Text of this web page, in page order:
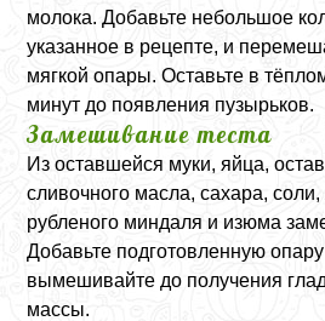
молока. Добавьте небольшое
указанное в рецепте, и
мягкой опары. Оставьте в
минут до появления пузырьков.
Замешивание теста
Из оставшейся муки, яйца,
сливочного масла, сахара,
рубленого миндаля и изюма
Добавьте подготовленную
вымешивайте до получения
массы.